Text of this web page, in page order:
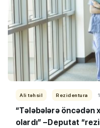
Ali təhsil Rezidentura
“Tələbələrə öncədən
olardı” –Deputat